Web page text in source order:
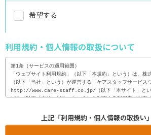
希望する
利用規約・個人情報の取扱について
第1条（サービスの適用範囲）
「ウェブサイト利用規約」（以下「本規約」という）は、株
（以下「当社」という）が運営する「ケアスタッフサービス
http://www.care-staff.co.jp/（以下「本サイト」という
ビス（以下「本サービス」という）を利用する利用者（以下
2. 利用者は、本サイトを利用（閲覧・検索等）に際し、本
上記「利用規約・個人情報の取扱い